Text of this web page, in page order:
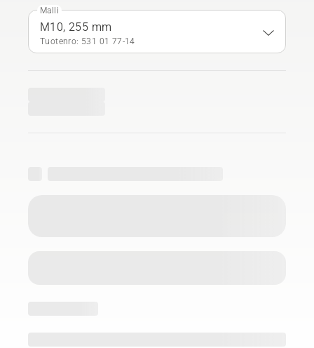
Malli
M10, 255 mm
Tuotenro: 531 01 77‑14